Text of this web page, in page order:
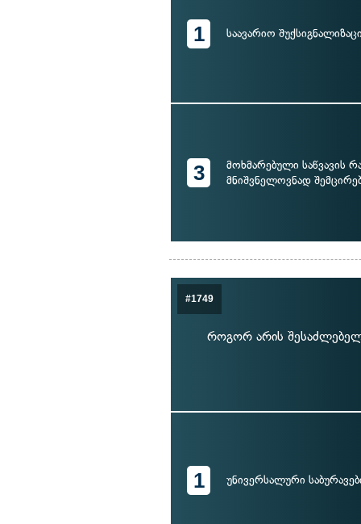
1 საავარიო
3
მოხმარებული საწვავის
მნიშვნელოვნად
#1749
როგორ არის
1 უნივერსალური